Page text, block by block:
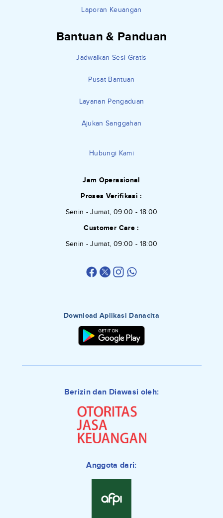
Laporan Keuangan
Bantuan & Panduan
Jadwalkan Sesi Gratis
Pusat Bantuan
Layanan Pengaduan
Ajukan Sanggahan
Hubungi Kami
Jam Operasional
Proses Verifikasi :
Senin - Jumat, 09:00 - 18:00
Customer Care :
Senin - Jumat, 09:00 - 18:00
Download Aplikasi Danacita
Berizin dan Diawasi oleh:
Anggota dari: